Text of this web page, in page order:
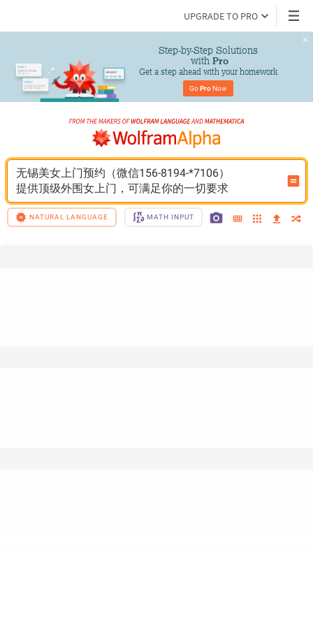
UPGRADE TO PRO
Step-by-Step Solutions
with Pro
Get a step ahead with your homework
Go Pro Now
无锡美女上门预约（微信156-8194-*7106）
提供顶级外围女上门，可满足你的一切要求
NATURAL LANGUAGE MATH INPUT